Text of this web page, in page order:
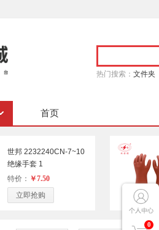
热门搜索： 文件夹
0
首页
世邦 2232240CN-7~10
绝缘手套 1
特价： ￥7.50
立即抢购